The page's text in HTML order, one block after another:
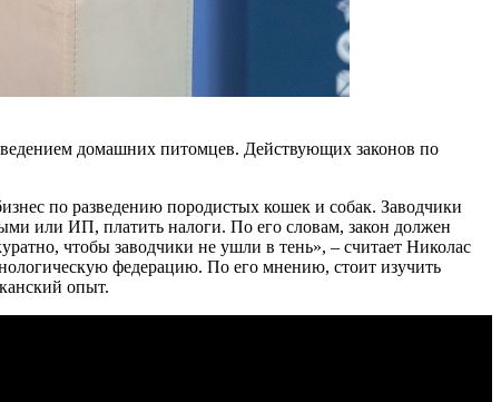
домашних питомцев. Действующих законов по
по разведению породистых кошек и собак. Заводчики
или ИП, платить налоги. По его словам, закон должен
чтобы заводчики не ушли в тень», – считает Николас
федерацию. По его мнению, стоит изучить
опыт.